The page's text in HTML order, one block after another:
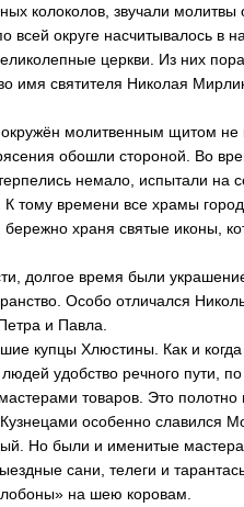
колоколов, звучали молитвы
округе насчитывалось в
церкви. Из них
имя святителя Николая
молитвенным щитом не
обошли стороной. Во
немало, испытали на
тому времени все храмы
храня святые иконы,
долгое время были
Особо отличался
и Павла.
купцы Хлюстины. Как и
удобство речного пути,
товаров. Это
особенно славился
Но были и именитые
сани, телеги и
на шею коровам.